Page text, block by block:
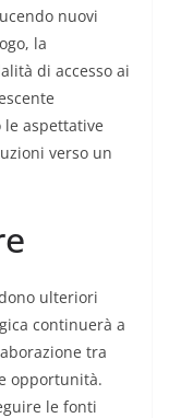
nuovi
la
di accesso ai
le aspettative
verso un
ulteriori
continuerà a
tra
opportunità.
le fonti